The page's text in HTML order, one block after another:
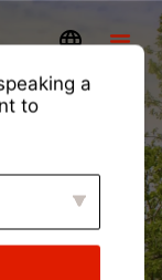
ofrece
a
to